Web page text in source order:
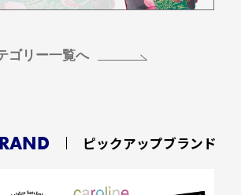
ゴリー一覧へ
ピックアップブランド